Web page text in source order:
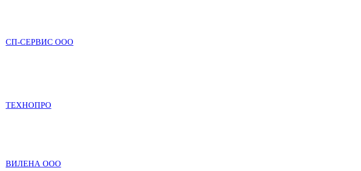
СП-СЕРВИС ООО
ТЕХНОПРО
ВИЛЕНА ООО